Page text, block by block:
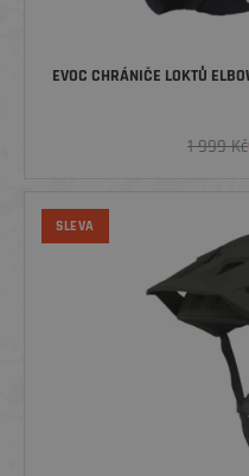
EVOC CHRÁNIČE LOKTŮ
1 999 Kč
SLEVA